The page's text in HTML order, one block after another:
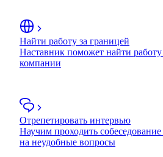
Найти работу за границей
Наставник поможет найти
компании
Отрепетировать интервью
Научим проходить собеседование
на неудобные вопросы